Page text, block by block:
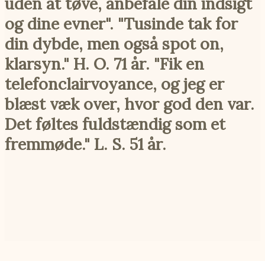
og dine evner". "Tusinde tak for
din dybde, men også spot on,
klarsyn." H. O. 71 år. "Fik en
telefonclairvoyance, og jeg er
blæst væk over, hvor god den var.
Det føltes fuldstændig som et
fremmøde." L. S. 51 år.